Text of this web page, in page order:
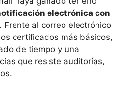
electrónica con
. Frente al correo electrónico
certificados más básicos,
de tiempo y una
que resiste auditorías,